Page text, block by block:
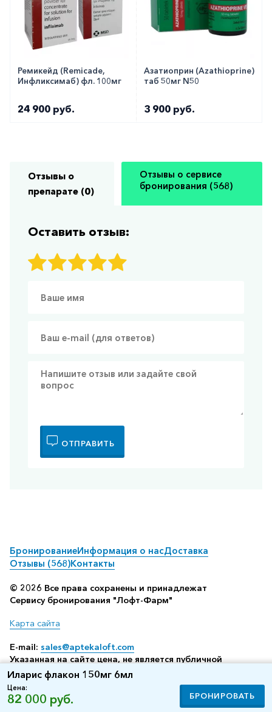
Ремикейд (Remicade,
Инфликсимаб) фл. 100мг
24 900 руб.
Азатиоприн (Azathioprine)
таб 50мг N50
3 900 руб.
Отзывы о
препарате (0)
Отзывы о сервисе
бронирования (568)
Оставить отзыв:
ОТПРАВИТЬ
Иларис флакон 150мг 6мл
Цена:
82 000 руб. БРОНИРОВАТЬ
БронированиеИнформация о насДоставка
Отзывы (568)Контакты
© 2026 Все права сохранены и принадлежат
Сервису бронирования "Лофт-Фарм"
Карта сайта
E-mail: sales@aptekaloft.com
Указанная на сайте цена, не является публичной
офертой, а всего лишь отображает среднюю стоимость
посредством бронирования в аптеке (по данным нашего
сервиса резервирования)